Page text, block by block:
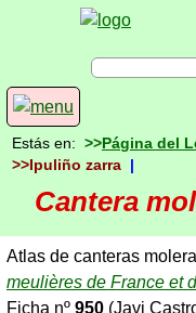
Estás en: >> Página del
>>Ipuliño zarra
Cantera
Atlas de canteras
meulières de France et
Ficha nº 950 (Javi